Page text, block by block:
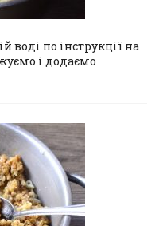
воді по інструкції на
і додаємо